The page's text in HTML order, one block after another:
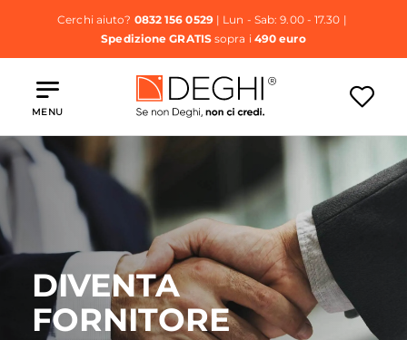
Cerchi aiuto? 0832 156 0529| Lun - Sab: 9.00 - 17.30 |
Spedizione GRATISsopra i 490 euro
MENU
DIVENTA
FORNITORE